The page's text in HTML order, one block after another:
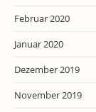
Februar 2020
Januar 2020
Dezember 2019
November 2019